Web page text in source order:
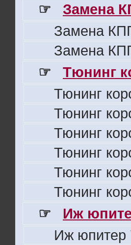
☞
Замена
Замена
Замена
☞
Тюнинг
Тюнинг
Тюнинг
Тюнинг
Тюнинг
Тюнинг
Тюнинг
☞
Иж
Иж юпитер